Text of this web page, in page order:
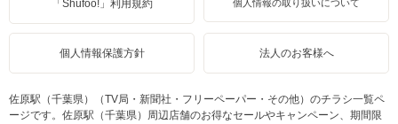
「Shufoo!」利用規約 個人情報の取り扱いについて
個人情報保護方針 法人のお客様へ
佐原駅（千葉県）（TV局・新聞社・フリーペーパー・その他）のチラシ一覧ペ
ージです。佐原駅（千葉県）周辺店舗のお得なセールやキャンペーン、期間限